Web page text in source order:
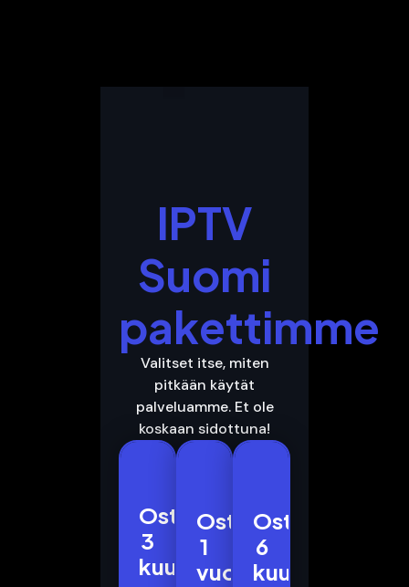
IPTV
Suomi
pakettimme
Valitset itse, miten
pitkään käytät
palveluamme. Et ole
koskaan sidottuna!
Osta
3
kuukautta
3
Meses
Osta
1
vuosi
12
Meses
Osta
6
kuukautta
6